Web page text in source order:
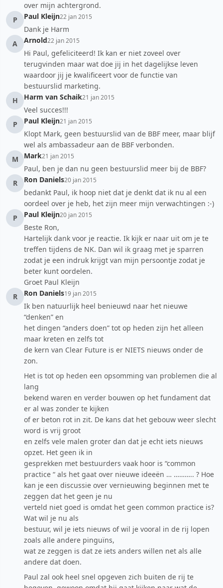
over mijn achtergrond.
P
Paul Kleijn22 jan 2015
Dank je Harm
A
Arnold22 jan 2015
Hi Paul, gefeliciteerd! Ik kan er niet zoveel over
terugvinden maar wat doe jij in het dagelijkse leven
waardoor jij je kwalificeert voor de functie van
bestuurslid marketing.
H
Harm van Schaik21 jan 2015
Veel succes!!!
P
Paul Kleijn21 jan 2015
Klopt Mark, geen bestuurslid van de BBF meer, maar blijf
wel als ambassadeur aan de BBF verbonden.
M
Mark21 jan 2015
Paul, ben je dan nu geen bestuurslid meer bij de BBF?
R
Ron Daniels20 jan 2015
bedankt Paul, ik hoop niet dat je denkt dat ik nu al een
oordeel over je heb, het zijn meer mijn verwachtingen :-)
P
Paul Kleijn20 jan 2015
Beste Ron,
Hartelijk dank voor je reactie. Ik kijk er naar uit om je te
treffen tijdens de NK. Dan wil ik graag met je sparren
zodat je een indruk krijgt van mijn persoontje zodat je
beter kunt oordelen.
Groet Paul Kleijn
R
Ron Daniels19 jan 2015
Ik ben natuurlijk heel benieuwd naar het nieuwe
“denken” en
het dingen “anders doen” tot op heden zijn het alleen
maar kreten en zelfs tot
de kern van Clear Future is er NIETS nieuws onder de
zon.
Het is tot op heden een opsomming van problemen die al
lang
bekend waren en verder bouwen op het fundament dat
er al was zonder te kijken
of er beton rot in zit. De kans dat het gebouw weer slecht
word is vrij groot
en zelfs vele malen groter dan dat je echt iets nieuws
opzet. Het geen ik in
gesprekken met bestuurders vaak hoor is “common
practice “ als het gaat over nieuwe ideeën … ……….. ? Hoe
kan je een discussie over vernieuwing beginnen met te
zeggen dat het geen je nu
verteld niet goed is omdat het geen common practice is?
Wat wil je nu als
bestuur, wil je iets nieuws of wil je vooral in de rij lopen
zoals alle andere pinguïns,
wat ze zeggen is dat ze iets anders willen net als alle
andere dat doen.
Paul zal ook heel snel opgeven zich buiten de rij te